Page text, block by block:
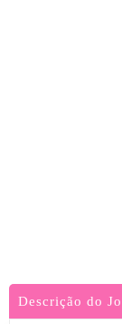
Descrição do